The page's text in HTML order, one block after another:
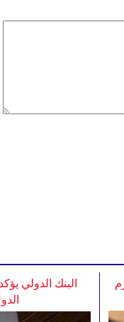
البنك الدولي